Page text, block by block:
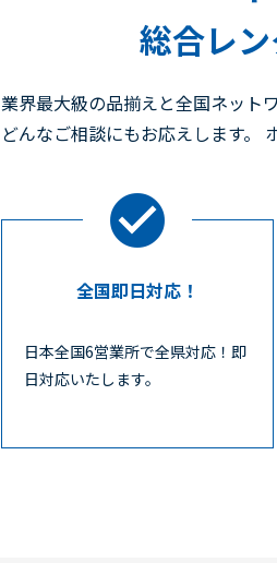
総合レ
業界最大級の品揃えと全国ネット
どんなご相談にもお応えします。
全国即日対応！
日本全国6営業所で全県対応！即
日対応いたします。